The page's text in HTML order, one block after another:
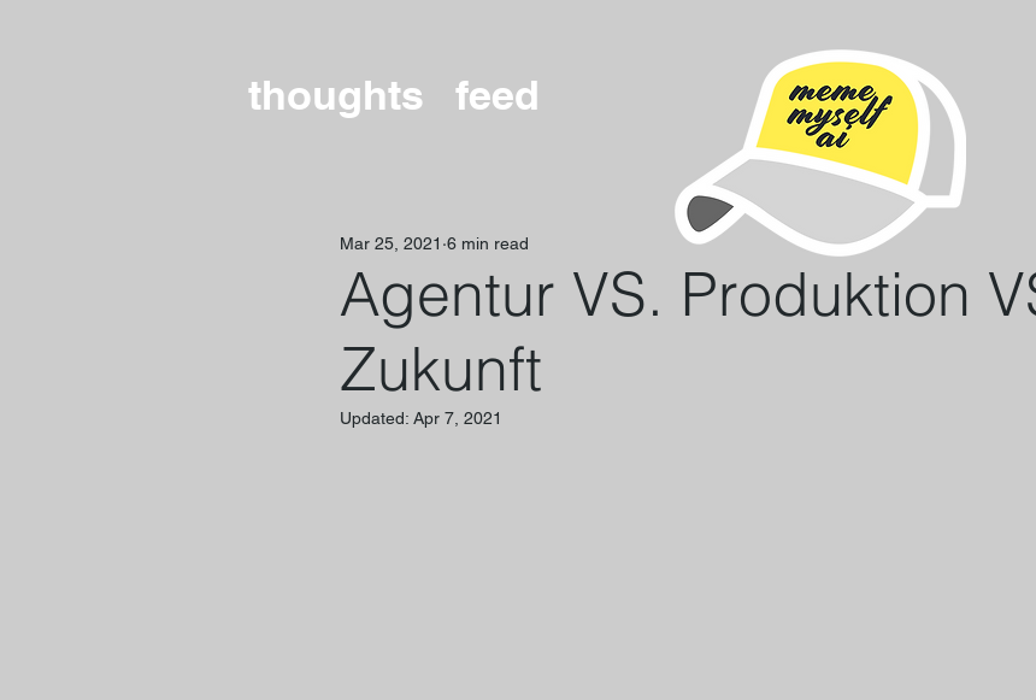
thoughts feed
Agentur VS. Produktion
Zukunft
Mar 25, 2021 6 min read
Updated: Apr 7, 2021